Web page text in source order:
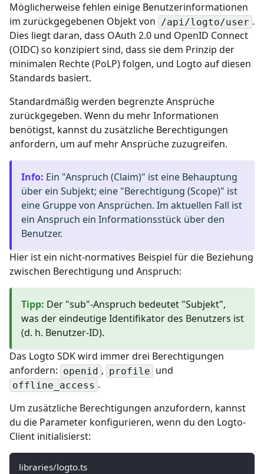
Möglicherweise fehlen einige Benutzerinformationen
im zurückgegebenen Objekt von
/api/logto/user .
Dies liegt daran, dass OAuth 2.0 und OpenID Connect
(OIDC) so konzipiert sind, dass sie dem Prinzip der
minimalen Rechte (PoLP) folgen, und Logto auf diesen
Standards basiert.
Standardmäßig werden begrenzte Ansprüche
zurückgegeben. Wenn du mehr Informationen
benötigst, kannst du zusätzliche Berechtigungen
anfordern, um auf mehr Ansprüche zuzugreifen.
Info: Ein "Anspruch (Claim)" ist eine Behauptung
über ein Subjekt; eine "Berechtigung (Scope)" ist
eine Gruppe von Ansprüchen. Im aktuellen Fall ist
ein Anspruch ein Informationsstück über den
Benutzer.
Hier ist ein nicht-normatives Beispiel für die Beziehung
zwischen Berechtigung und Anspruch:
Tipp: Der "sub"-Anspruch bedeutet "Subjekt",
was der eindeutige Identifikator des Benutzers ist
(d. h. Benutzer-ID).
Das Logto SDK wird immer drei Berechtigungen
anfordern: openid , profile und
offline_access .
Um zusätzliche Berechtigungen anzufordern, kannst
du die Parameter konfigurieren, wenn du den Logto-
Client initialisierst:
libraries/logto.ts